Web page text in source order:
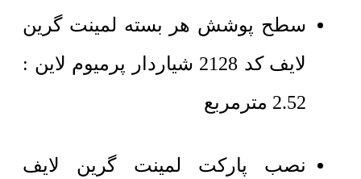
سطح پوشش هر بسته لمینت گرین
لایف کد 2128 شیاردار پرمیوم لاین :
2.52 مترمربع
نصب پارکت لمینت گرین لایف